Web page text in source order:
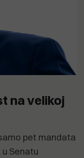
na velikoj
pet mandata
Senatu